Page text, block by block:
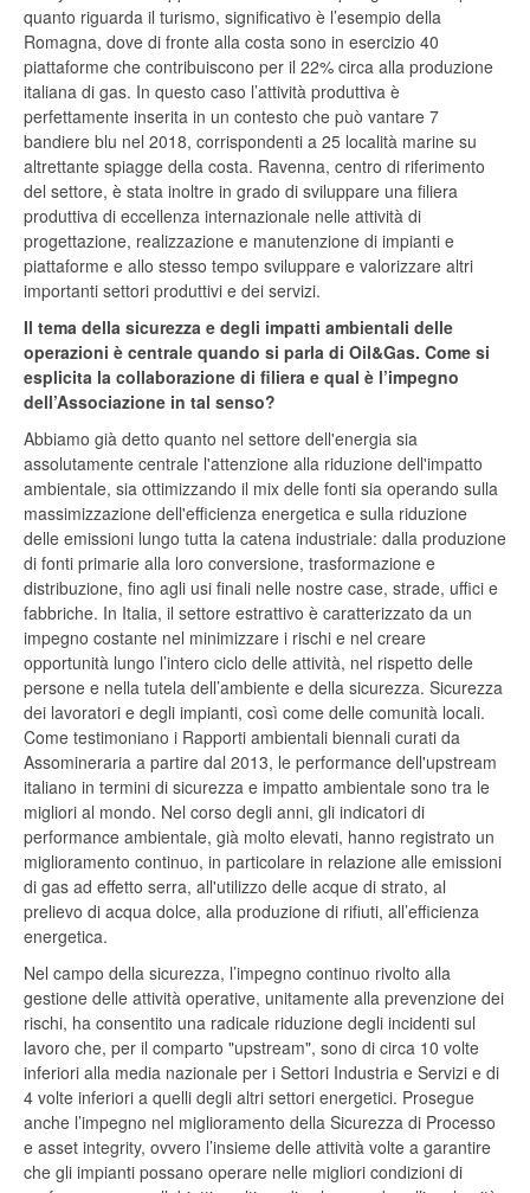
quanto riguarda il turismo, significativo è l’esempio della
Romagna, dove di fronte alla costa sono in esercizio 40
piattaforme che contribuiscono per il 22% circa alla produzione
italiana di gas. In questo caso l’attività produttiva è
perfettamente inserita in un contesto che può vantare 7
bandiere blu nel 2018, corrispondenti a 25 località marine su
altrettante spiagge della costa. Ravenna, centro di riferimento
del settore, è stata inoltre in grado di sviluppare una filiera
produttiva di eccellenza internazionale nelle attività di
progettazione, realizzazione e manutenzione di impianti e
piattaforme e allo stesso tempo sviluppare e valorizzare altri
importanti settori produttivi e dei servizi.
Il tema della sicurezza e degli impatti ambientali delle
operazioni è centrale quando si parla di Oil&Gas. Come si
esplicita la collaborazione di filiera e qual è l’impegno
dell’Associazione in tal senso?
Abbiamo già detto quanto nel settore dell'energia sia
assolutamente centrale l'attenzione alla riduzione dell'impatto
ambientale, sia ottimizzando il mix delle fonti sia operando sulla
massimizzazione dell'efficienza energetica e sulla riduzione
delle emissioni lungo tutta la catena industriale: dalla produzione
di fonti primarie alla loro conversione, trasformazione e
distribuzione, fino agli usi finali nelle nostre case, strade, uffici e
fabbriche. In Italia, il settore estrattivo è caratterizzato da un
impegno costante nel minimizzare i rischi e nel creare
opportunità lungo l’intero ciclo delle attività, nel rispetto delle
persone e nella tutela dell’ambiente e della sicurezza. Sicurezza
dei lavoratori e degli impianti, così come delle comunità locali.
Come testimoniano i Rapporti ambientali biennali curati da
Assomineraria a partire dal 2013, le performance dell'upstream
italiano in termini di sicurezza e impatto ambientale sono tra le
migliori al mondo. Nel corso degli anni, gli indicatori di
performance ambientale, già molto elevati, hanno registrato un
miglioramento continuo, in particolare in relazione alle emissioni
di gas ad effetto serra, all'utilizzo delle acque di strato, al
prelievo di acqua dolce, alla produzione di rifiuti, all’efficienza
energetica.
Nel campo della sicurezza, l’impegno continuo rivolto alla
gestione delle attività operative, unitamente alla prevenzione dei
rischi, ha consentito una radicale riduzione degli incidenti sul
lavoro che, per il comparto "upstream", sono di circa 10 volte
inferiori alla media nazionale per i Settori Industria e Servizi e di
4 volte inferiori a quelli degli altri settori energetici. Prosegue
anche l’impegno nel miglioramento della Sicurezza di Processo
e asset integrity, ovvero l’insieme delle attività volte a garantire
che gli impianti possano operare nelle migliori condizioni di